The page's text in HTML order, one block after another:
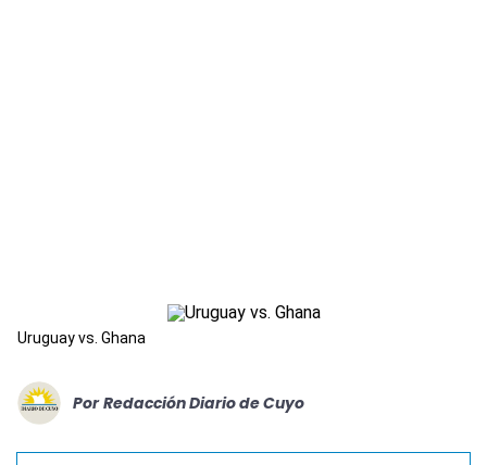
Uruguay vs. Ghana
Por Redacción Diario de Cuyo